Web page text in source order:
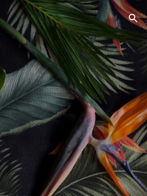
Pular para o conteúdo principal